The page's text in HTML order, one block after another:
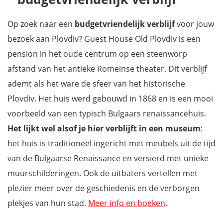
Op zoek naar een budgetvriendelijk verblijfvoor jouw
bezoek aan Plovdiv? Guest House Old Plovdiv is een
pension in het oude centrum op een steenworp
afstand van het antieke Romeinse theater. Dit verblijf
ademt als het ware de sfeer van het historische
Plovdiv. Het huis werd gebouwd in 1868 en is een mooi
voorbeeld van een typisch Bulgaars renaissancehuis.
Het lijkt wel alsof je hier verblijft in een museum:
het huis is traditioneel ingericht met meubels uit de tijd
van de Bulgaarse Renaissance en versierd met unieke
muurschilderingen. Ook de uitbaters vertellen met
plezier meer over de geschiedenis en de verborgen
plekjes van hun stad. Meer info en boeken.